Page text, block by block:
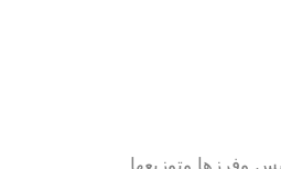
وفرزها وتوزيعها